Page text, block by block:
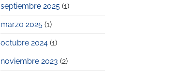
septiembre 2025(1)
marzo 2025(1)
octubre 2024(1)
noviembre 2023 (2)